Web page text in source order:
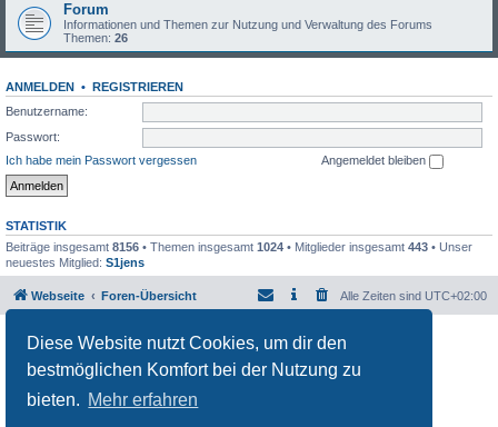
Diese Website nutzt Cookies, um dir den
bestmöglichen Komfort bei der Nutzung zu
bieten. Mehr erfahren
Forum
Informationen und Themen zur Nutzung und Verwaltung des Forums
Themen: 26
ANMELDEN •
REGISTRIEREN
Benutzername:
Passwort:
Ich habe mein Passwort vergessen
Angemeldet bleiben
STATISTIK
Beiträge insgesamt 8156 • Themen insgesamt 1024 • Mitglieder insgesamt 443 • Unser
neuestes Mitglied: S1jens
Webseite Foren-Übersicht Alle Zeiten sind UTC+02:00
Powered by phpBB
® Forum Software © phpBB Limited
Datenschutz|Nutzungsbedingungen